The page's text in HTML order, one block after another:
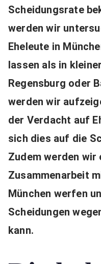
Scheidungsrate
werden wir
Eheleute in
lassen als in
Regensburg oder
werden wir
der Verdacht auf
sich dies auf die
Zudem werden wir
Zusammenarbeit
München werfen
Scheidungen
kann.